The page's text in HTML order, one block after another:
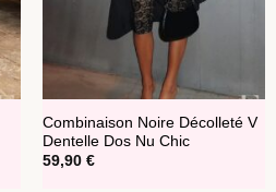
Combinaison Noire Décolleté V
Dentelle Dos Nu Chic
59,90 €